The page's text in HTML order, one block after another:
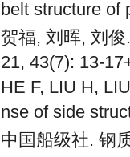
belt structure of
贺福, 刘晖, 刘
21, 43(7): 13-
HE F, LIU H,
nse of side
中国船级社. 钢